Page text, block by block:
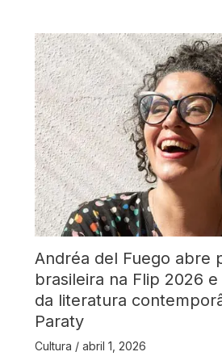
Andréa del Fuego abre
brasileira na Flip 2026
da literatura
Paraty
Cultura / abril 1, 2026